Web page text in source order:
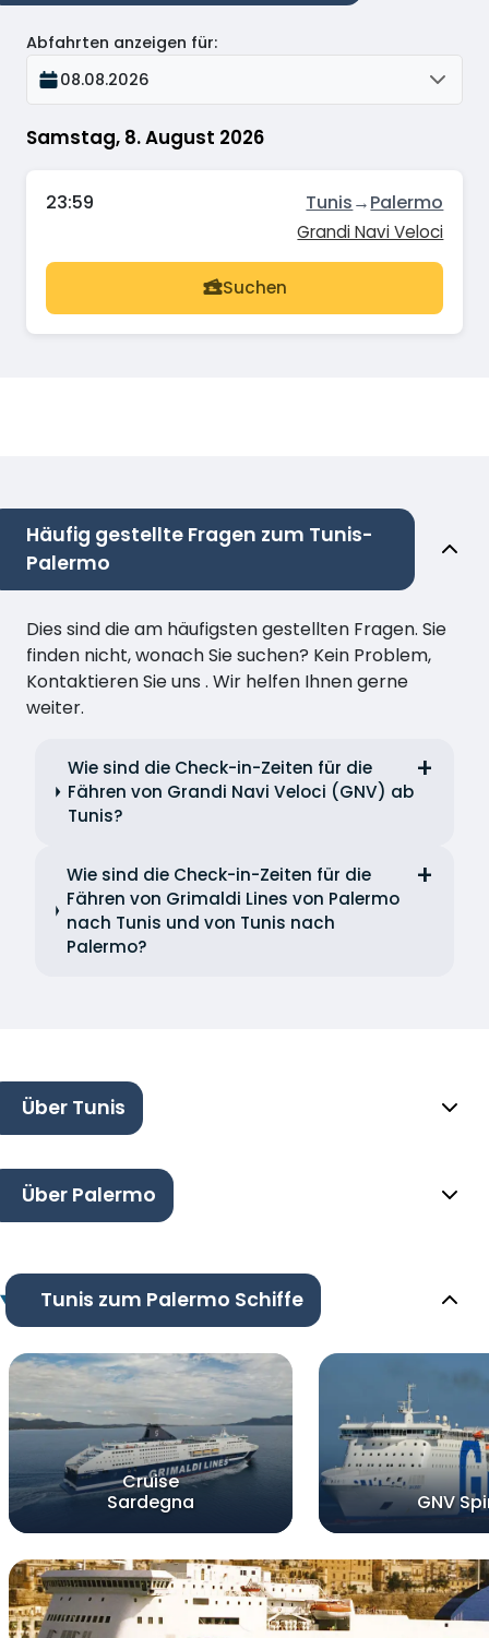
Samstag, 8. August 2026
Abfahrten anzeigen für:
08.08.2026
23:59 Tunis→Palermo
Grandi Navi Veloci
Suchen
Häufig gestellte Fragen zum Tunis-
Palermo
Dies sind die am häufigsten gestellten Fragen. Sie
finden nicht, wonach Sie suchen? Kein Problem,
Kontaktieren Sie uns . Wir helfen Ihnen gerne
weiter.
Wie sind die Check-in-Zeiten für die
Fähren von Grandi Navi Veloci (GNV) ab
Tunis?
Wie sind die Check-in-Zeiten für die
Fähren von Grimaldi Lines von Palermo
nach Tunis und von Tunis nach
Palermo?
Über Tunis
Über Palermo
Tunis zum Palermo Schiffe
Cruise
Sardegna
GNV